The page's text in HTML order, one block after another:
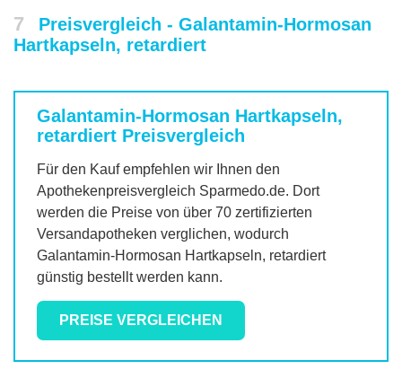
7
Preisvergleich - Galantamin-Hormosan
Hartkapseln, retardiert
Galantamin-Hormosan Hartkapseln,
retardiert Preisvergleich
Für den Kauf empfehlen wir Ihnen den
Apothekenpreisvergleich Sparmedo.de. Dort
werden die Preise von über 70 zertifizierten
Versandapotheken verglichen, wodurch
Galantamin-Hormosan Hartkapseln, retardiert
günstig bestellt werden kann.
PREISE VERGLEICHEN